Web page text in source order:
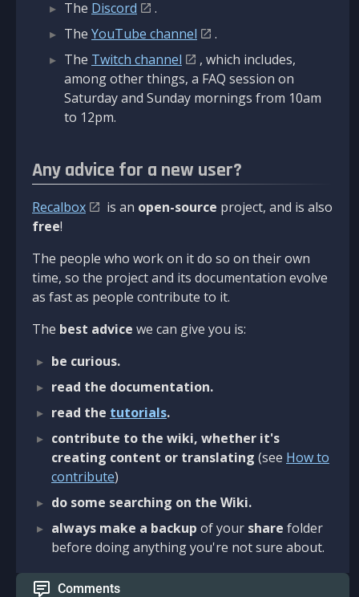
The Discord
.
The YouTube channel
.
The Twitch channel
, which includes,
among other things, a FAQ session on
Saturday and Sunday mornings from 10am
to 12pm.
Any advice for a new user?
Recalbox is an open-source project, and is also
free!
The people who work on it do so on their own
time, so the project and its documentation evolve
as fast as people contribute to it.
The best advice we can give you is:
be curious.
read the documentation.
read the tutorials.
contribute to the wiki, whether it's
creating content or translating (see How to
contribute)
do some searching on the Wiki.
always make a backup of your share folder
before doing anything you're not sure about.
Comments